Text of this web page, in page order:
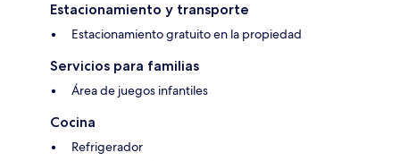
Estacionamiento y transporte
Estacionamiento gratuito en la propiedad
Servicios para familias
Área de juegos infantiles
Cocina
Refrigerador